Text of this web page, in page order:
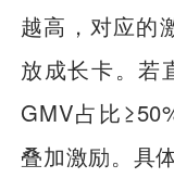
越高，对应的
放成长卡。若
GMV占比
叠加激励。具